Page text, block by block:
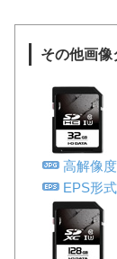
その他画像
高解像
EPS形